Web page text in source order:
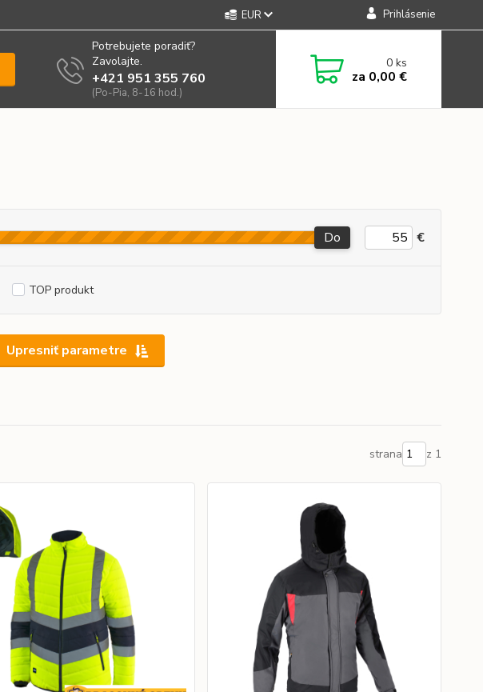
EUR Prihlásenie
Potrebujete poradiť?
Zavolajte.
+421 951 355 760
(Po-Pia, 8-16 hod.)
0ks
za 0,00 €
Upresniť parametre
Do €
TOP produkt
strana z 1